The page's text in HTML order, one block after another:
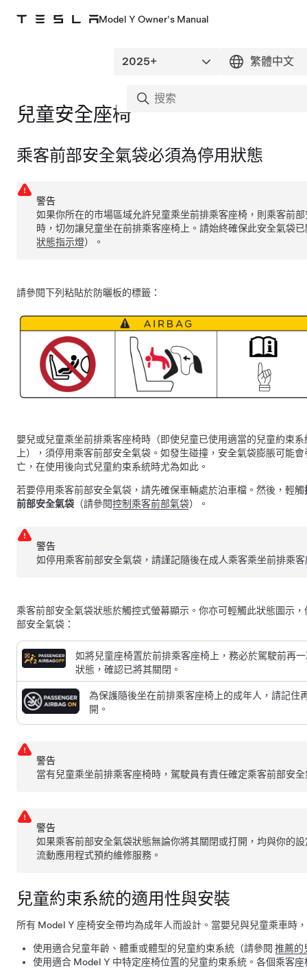
Model Y Owner's Manual
兒童安全座椅
乘客前部安全氣袋必須為停用狀態
警告
如果你所在的市場區域允許兒童乘坐前排乘客座椅，則乘客前
時，切勿讓兒童坐在前排乘客座椅上。請始終確保此安全氣袋
狀態指示燈）。
請參閱下列粘貼於防曬板的標籤：
嬰兒或兒童乘坐前排乘客座椅時（即使兒童已使用適當的兒童約束
上），須停用乘客前部安全氣袋。如發生碰撞，安全氣袋膨脹可能
亡，在使用後向式兒童約束系統時尤為如此。
若要停用乘客前部安全氣袋，請先確保車輛處於泊車檔。然後，輕觸
前部安全氣袋 （請參閱控制乘客前部氣袋）。
警告
如停用乘客前部安全氣袋，請謹記隨後在成人乘客乘坐前排乘
乘客前部安全氣袋狀態於觸控式螢幕顯示。你亦可輕觸此狀態圖示
部安全氣袋：
如將兒童座椅置於前排乘客座椅上，務必於駕駛前再
狀態，確認已將其關閉。
為保護隨後坐在前排乘客座椅上的成年人，請記住
開。
警告
當有兒童乘坐前排乘客座椅時，駕駛員有責任確定乘客前部安
警告
如果乘客前部安全氣袋狀態無論你將其關閉或打開，均與你的
流動應用程式預約維修服務。
兒童約束系統的適用性與安裝
所有 Model Y 座椅安全帶均為成年人而設計。當嬰兒與兒童乘車時
使用適合兒童年齡、體重或體型的兒童約束系統（請參閱 推薦的
使用適合 Model Y 中特定座椅位置的兒童約束系統。各個乘客